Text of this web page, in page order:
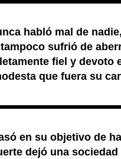
habló mal de
sufrió de
fiel y devoto
que fuera su
en su objetivo de
dejó una